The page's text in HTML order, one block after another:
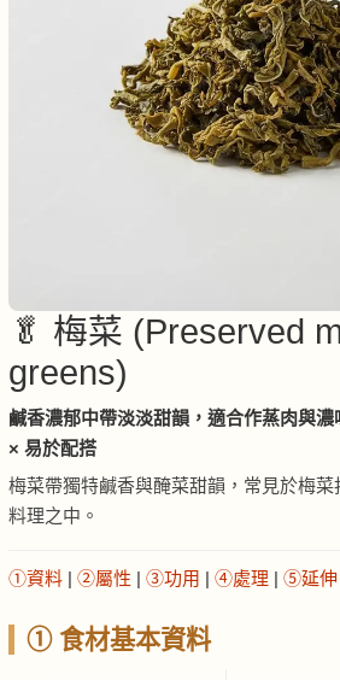
🥬 梅菜 (Preserved
greens)
鹹香濃郁中帶淡淡甜韻，適合作蒸肉與
× 易於配搭
梅菜帶獨特鹹香與醃菜甜韻，常見於梅
料理之中。
①資料 | ②屬性 | ③功用 | ④處理 | ⑤延伸
① 食材基本資料